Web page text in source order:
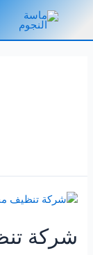
المحتوى
شركة